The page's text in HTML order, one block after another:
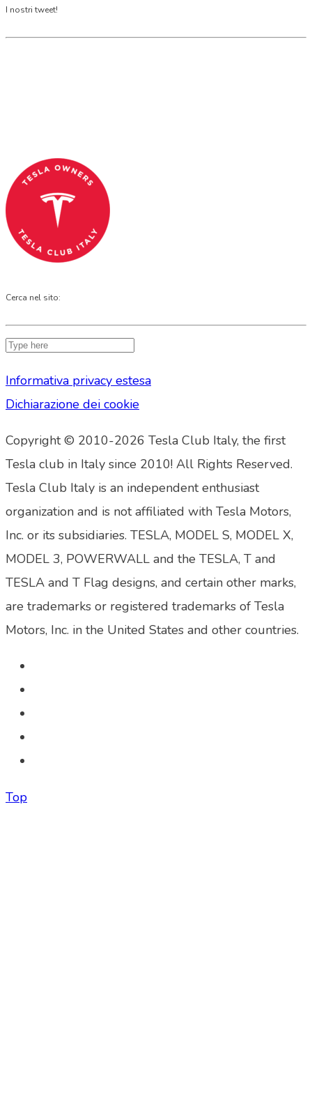
I nostri tweet!
Cerca nel sito:
Informativa privacy estesa
Dichiarazione dei cookie
Copyright © 2010-2026 Tesla Club Italy, the first
Tesla club in Italy since 2010! All Rights Reserved.
Tesla Club Italy is an independent enthusiast
organization and is not affiliated with Tesla Motors,
Inc. or its subsidiaries. TESLA, MODEL S, MODEL X,
MODEL 3, POWERWALL and the TESLA, T and
TESLA and T Flag designs, and certain other marks,
are trademarks or registered trademarks of Tesla
Motors, Inc. in the United States and other countries.
Top